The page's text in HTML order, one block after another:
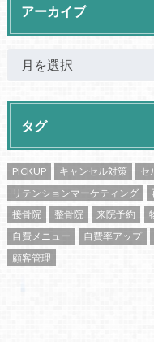
アーカイブ
タグ
PICKUP キャンセル対策 セ
リテンションマーケティング
接骨院
整骨院 来院予約
自費メニュー
自費率アップ
顧客管理